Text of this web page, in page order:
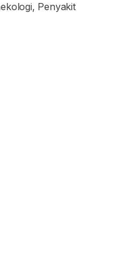
Penyakit